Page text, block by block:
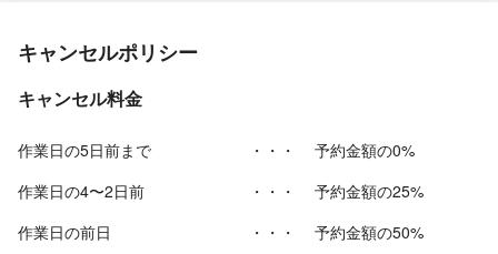
キャンセルポリシー
キャンセル料金
作業日の5日前まで ・・・
予約金額の0%
作業日の4〜2日前
・・・
予約金額の25%
作業日の前日
・・・
予約金額の50%